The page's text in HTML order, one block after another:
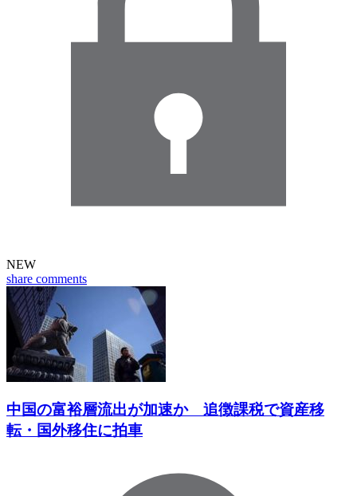
NEW
share comments
中国の富裕層流出が加速か 追徴課税で資産移
転・国外移住に拍車